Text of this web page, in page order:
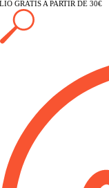
GRATIS A PARTIR DE 30€